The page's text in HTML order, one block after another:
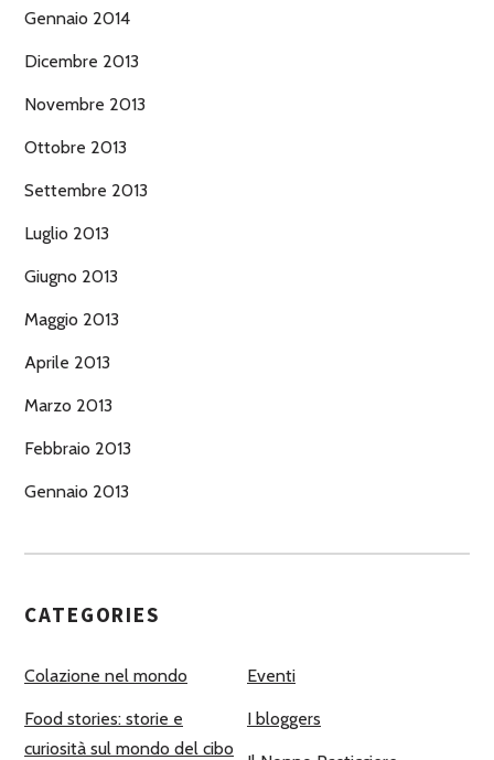
Gennaio 2014
Dicembre 2013
Novembre 2013
Ottobre 2013
Settembre 2013
Luglio 2013
Giugno 2013
Maggio 2013
Aprile 2013
Marzo 2013
Febbraio 2013
Gennaio 2013
CATEGORIES
Colazione nel mondo Eventi
Food stories: storie e
curiosità sul mondo del cibo
I bloggers